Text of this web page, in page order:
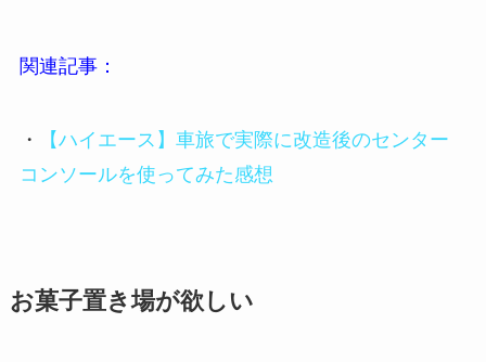
関連記事：
・
【ハイエース】車旅で実際に改造後のセンター
コンソールを使ってみた感想
お菓子置き場が欲しい